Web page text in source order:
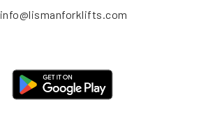
info@lismanforklifts.com